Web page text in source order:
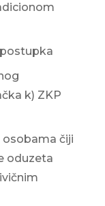
k) ZKP
osobama čiji
oduzeta